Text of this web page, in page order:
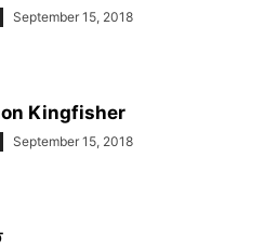
September 15, 2018
Kingfisher
September 15, 2018